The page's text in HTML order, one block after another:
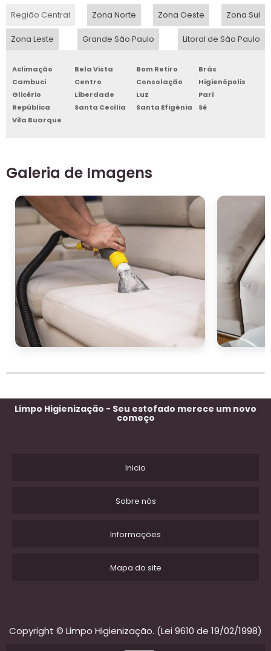
Região Central Zona Norte Zona Oeste Zona Sul
Zona Leste Grande São Paulo Litoral de São Paulo
Aclimação Bela Vista Bom Retiro
Brás
Cambuci
Centro Consolação
Higienópolis
Glicério
Liberdade Luz
Pari
República
Santa Cecília Santa Efigênia
Sé
Vila Buarque
Galeria de Imagens
Limpo Higienização - Seu estofado merece um novo
começo
Inicio
Sobre nós
Informações
Mapa do site
Copyright © Limpo Higienização. (Lei 9610 de 19/02/1998)